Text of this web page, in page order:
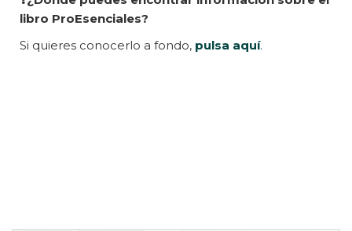
libro ProEsenciales?
Si quieres conocerlo a fondo, pulsa aquí.